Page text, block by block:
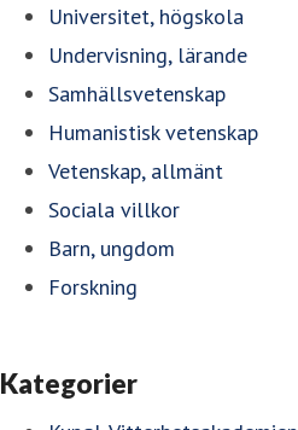
Universitet, högskola
Undervisning, lärande
Samhällsvetenskap
Humanistisk vetenskap
Vetenskap, allmänt
Sociala villkor
Barn, ungdom
Forskning
Kategorier